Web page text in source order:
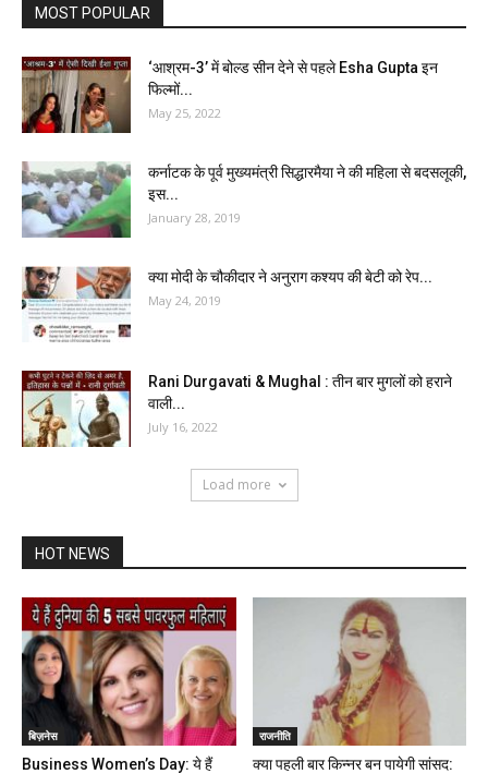
MOST POPULAR
‘आश्रम-3’ में बोल्ड सीन देने से पहले Esha Gupta इन
फिल्मों...
May 25, 2022
कर्नाटक के पूर्व मुख्यमंत्री सिद्धारमैया ने की महिला से बदसलूकी,
इस...
January 28, 2019
क्या मोदी के चौकीदार ने अनुराग कश्यप की बेटी को रेप...
May 24, 2019
Rani Durgavati & Mughal : तीन बार मुगलों को हराने
वाली...
July 16, 2022
Load more
HOT NEWS
बिज़नेस
Business Women’s Day: ये हैं
राजनीति
क्या पहली बार किन्नर बन पायेगी सांसद: